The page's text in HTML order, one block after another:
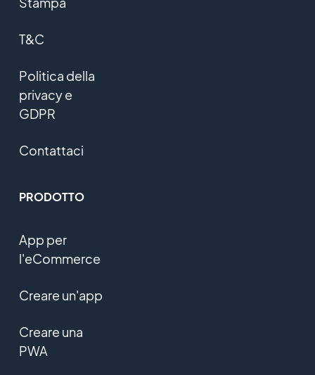
T&C
Politica della
privacy e
GDPR
Contattaci
PRODOTTO
App per
l'eCommerce
Creare un'app
Creare una
PWA